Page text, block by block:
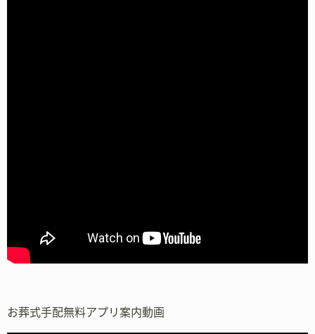
お葬式手配無料アプリ案内動画